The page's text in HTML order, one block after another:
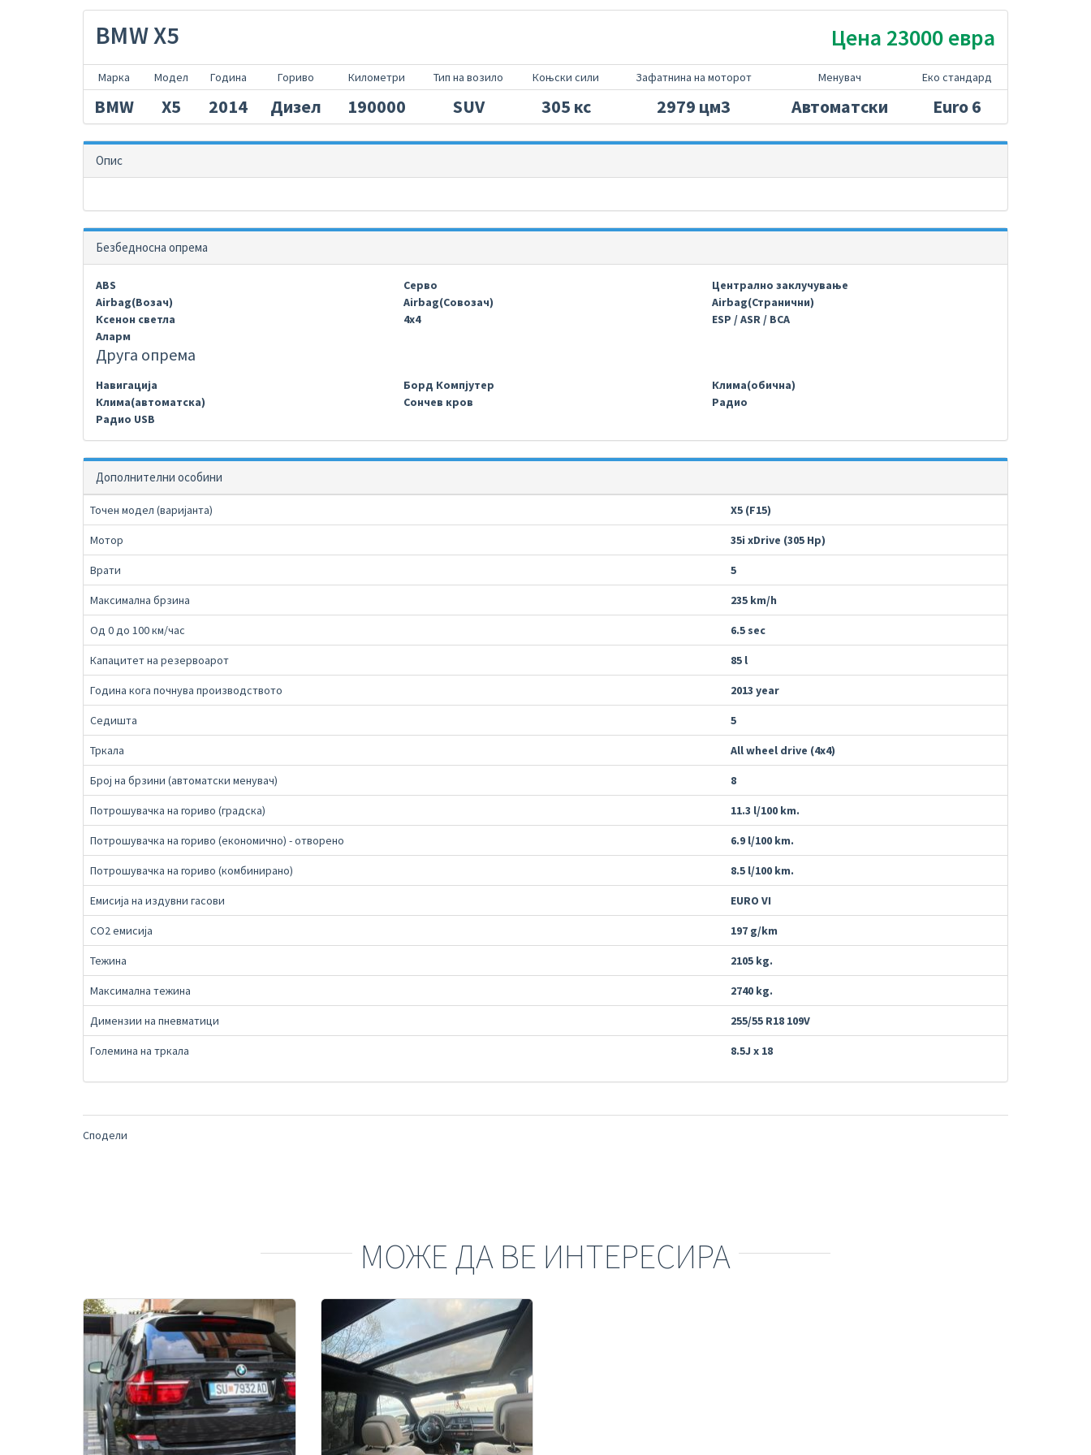
BMW X5 Цена 23000 евра
Марка Модел Година Гориво Километри Тип на возило Коњски сили Зафатнина на моторот Менувач Еко стандард
BMW X5 2014 Дизел 190000 SUV 305 кс 2979 цм3 Автоматски Euro 6
Опис
Безбедносна опрема
ABS Серво
Централно заклучување
Airbag(Возач)
Airbag(Совозач)
Airbag(Странични)
Ксенон светла
4х4
ESP / ASR / BCA
Аларм
Друга опрема
Навигација Борд Компјутер
Клима(обична)
Клима(автоматска)
Сончев кров
Радио
Радио USB
Дополнителни особини
Точен модел (варијанта) X5 (F15)
Мотор 35i xDrive (305 Hp)
Врати 5
Максимална брзина 235 km/h
Од 0 до 100 км/час 6.5 sec
Капацитет на резервоарот 85 l
Година кога почнува производството 2013 year
Седишта 5
Тркала All wheel drive (4x4)
Број на брзини (автоматски менувач) 8
Потрошувачка на гориво (градска) 11.3 l/100 km.
Потрошувачка на гориво (економично) - отворено 6.9 l/100 km.
Потрошувачка на гориво (комбинирано) 8.5 l/100 km.
Емисија на издувни гасови EURO VI
СО2 емисија 197 g/km
Тежина 2105 kg.
Максимална тежина 2740 kg.
Димензии на пневматици 255/55 R18 109V
Големина на тркала 8.5J x 18
Сподели
МОЖЕ ДА ВЕ ИНТЕРЕСИРА